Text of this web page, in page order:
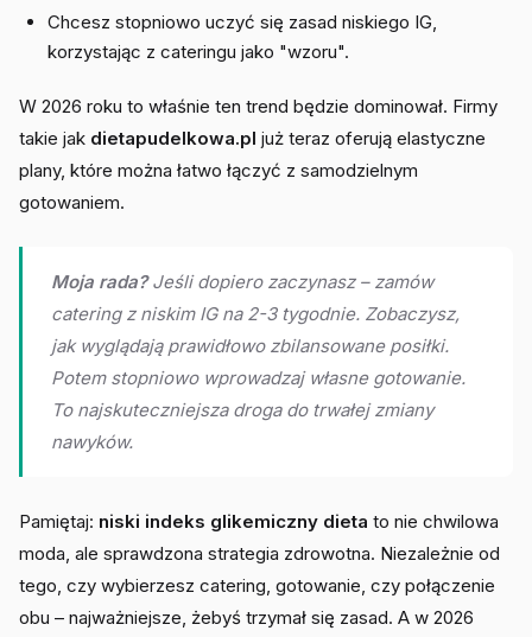
Chcesz stopniowo uczyć się zasad niskiego IG,
korzystając z cateringu jako "wzoru".
W 2026 roku to właśnie ten trend będzie dominował. Firmy
takie jak dietapudelkowa.pl już teraz oferują elastyczne
plany, które można łatwo łączyć z samodzielnym
gotowaniem.
Moja rada?Jeśli dopiero zaczynasz – zamów
catering z niskim IG na 2-3 tygodnie. Zobaczysz,
jak wyglądają prawidłowo zbilansowane posiłki.
Potem stopniowo wprowadzaj własne gotowanie.
To najskuteczniejsza droga do trwałej zmiany
nawyków.
Pamiętaj: niski indeks glikemiczny dieta to nie chwilowa
moda, ale sprawdzona strategia zdrowotna. Niezależnie od
tego, czy wybierzesz catering, gotowanie, czy połączenie
obu – najważniejsze, żebyś trzymał się zasad. A w 2026